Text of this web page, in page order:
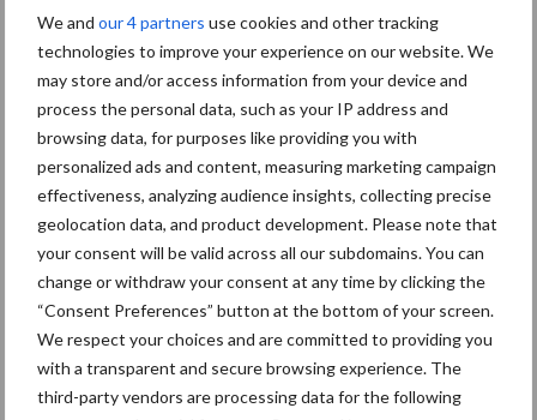
We and our 4 partners use cookies and other tracking
technologies to improve your experience on our website. We
may store and/or access information from your device and
process the personal data, such as your IP address and
browsing data, for purposes like providing you with
personalized ads and content, measuring marketing campaign
effectiveness, analyzing audience insights, collecting precise
geolocation data, and product development. Please note that
your consent will be valid across all our subdomains. You can
change or withdraw your consent at any time by clicking the
“Consent Preferences” button at the bottom of your screen.
We respect your choices and are committed to providing you
with a transparent and secure browsing experience. The
third-party vendors are processing data for the following
“Vraag naar praktische
hygieneoplossingen is in
Polen groter dan ooit”
Diergezondheid Fokkerij Huisvesting
Afrikaanse